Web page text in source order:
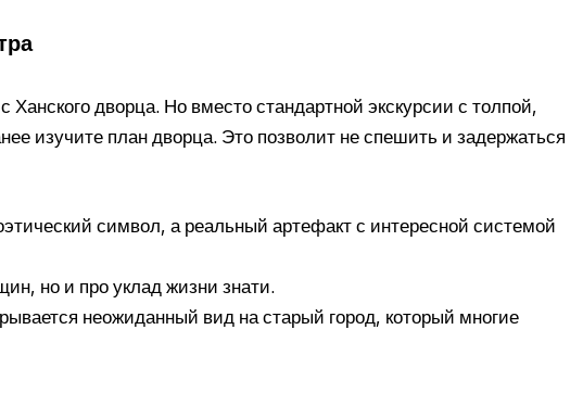
Ханского дворца. Но вместо стандартной экскурсии с толпой,
изучите план дворца. Это позволит не спешить и задержаться
символ, а реальный артефакт с интересной системой
но и про уклад жизни знати.
неожиданный вид на старый город, который многие